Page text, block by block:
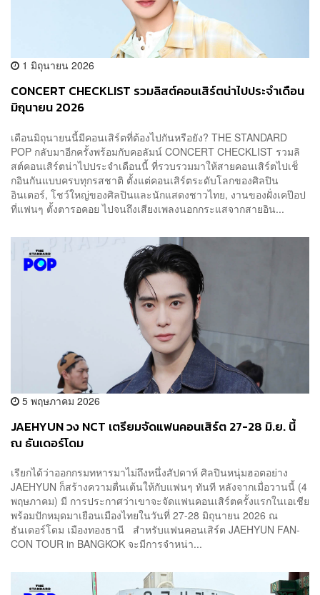
1 มิถุนายน 2026
CONCERT CHECKLIST รวมลิสต์คอนเสิร์ตน่าไปประจำเดือน
มิถุนายน 2026
เดือนมิถุนายนนี้มีคอนเสิร์ตที่ต้องไปกันหรือยัง? THE STANDARD
POP กลับมาอีกครั้งพร้อมกับคอลัมน์ CONCERT CHECKLIST รวมลิ
สต์คอนเสิร์ตน่าไปประจำเดือนนี้ ที่รวบรวมมาให้สายคอนเสิร์ตไปเช็
กอินกันแบบครบทุกรสชาติ ตั้งแต่คอนเสิร์ตระดับโลกของศิลปิน
อินเตอร์, โชว์ใหญ่ของศิลปินและนักแสดงชาวไทย, งานของฝั่งเคป๊อป
ที่แฟนๆ ตั้งตารอคอย ไปจนถึงเสียงเพลงนอกกระแสจากสายอิน...
5 พฤษภาคม 2026
JAEHYUN วง NCT เตรียมจัดแฟนคอนเสิร์ต 27-28 มิ.ย. นี้
ณ ธันเดอร์โดม
เรียกได้ว่าออกกรมทหารมาไม่ถึงหนึ่งสัปดาห์​ ศิลปินหนุ่มฮอตอย่าง
JAEHYUN ก็สร้างความตื่นเต้นให้กับแฟนๆ ทันที หลังจากเมื่อวานนี้ (4
พฤษภาคม) มี การประกาศว่าเขาจะจัดแฟนคอนเสิร์ตครั้งแรกในเอเชีย
พร้อมปักหมุดมาเยือนเมืองไทยในวันที่ 27-28 มิถุนายน 2026 ณ
ธันเดอร์โดม เมืองทองธานี สำหรับแฟนคอนเสิร์ต JAEHYUN FAN-
CON TOUR in BANGKOK จะมีการจำหน่า...